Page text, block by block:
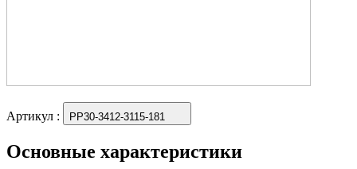
Артикул : PP30-3412-3115-181
Основные характеристики